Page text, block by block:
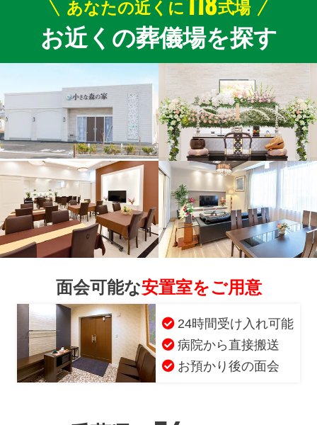
あなたの近くに 式場
お近くの葬儀場を探す
面会可能な安置室をご用意
24時間受け入れ可能
病院から直接搬送
お預かり後の面会